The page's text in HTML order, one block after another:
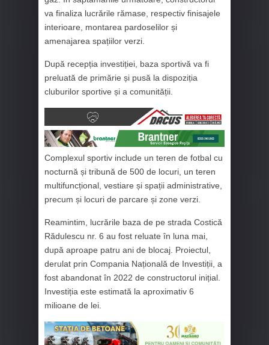
va finaliza lucrările rămase, respectiv finisajele
interioare, montarea pardoselilor și
amenajarea spațiilor verzi.
După recepția investiției, baza sportivă va fi
preluată de primărie și pusă la dispoziția
cluburilor sportive și a comunității.
Complexul sportiv include un teren de fotbal cu
nocturnă și tribună de 500 de locuri, un teren
multifuncțional, vestiare și spații administrative,
precum și locuri de parcare și zone verzi.
Reamintim, lucrările baza de pe strada Costică
Rădulescu nr. 6 au fost reluate în luna mai,
după aproape patru ani de blocaj. Proiectul,
derulat prin Compania Națională de Investiții, a
fost abandonat în 2022 de constructorul inițial.
Investiția este estimată la aproximativ 6
milioane de lei.